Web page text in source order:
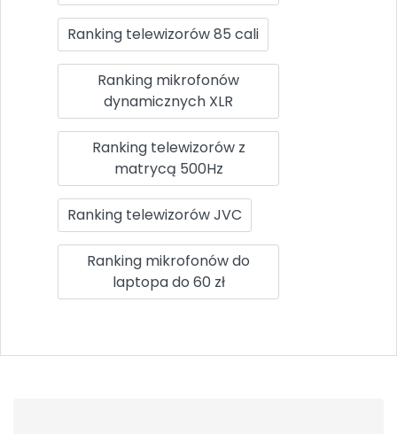
Ranking telewizorów 85 cali
Ranking mikrofonów
dynamicznych XLR
Ranking telewizorów z
matrycą 500Hz
Ranking telewizorów JVC
Ranking mikrofonów do
laptopa do 60 zł